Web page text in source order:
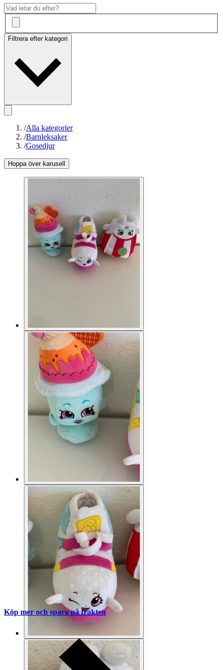
Filtrera efter kategori
/Alla kategorier
/Barnleksaker
/Gosedjur
Hoppa över karusell
Köp mer och spara på frakten